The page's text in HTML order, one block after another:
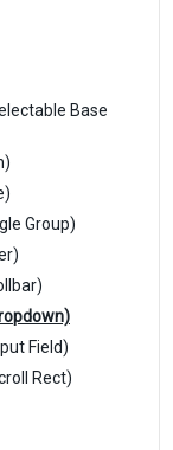
Base
Group)
Field)
Rect)